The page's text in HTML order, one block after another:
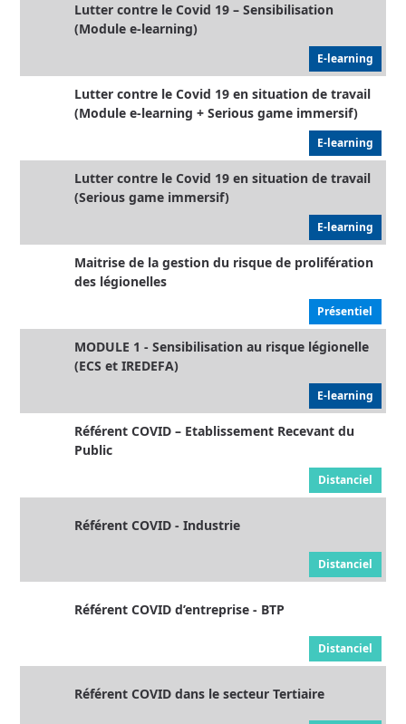
Lutter contre le Covid 19 – Sensibilisation
(Module e-learning)
E-learning
Lutter contre le Covid 19 en situation de travail
(Module e-learning + Serious game immersif)
E-learning
Lutter contre le Covid 19 en situation de travail
(Serious game immersif)
E-learning
Maitrise de la gestion du risque de prolifération
des légionelles
Présentiel
MODULE 1 - Sensibilisation au risque légionelle
(ECS et IREDEFA)
E-learning
Référent COVID – Etablissement Recevant du
Public
Distanciel
Référent COVID - Industrie
Distanciel
Référent COVID d’entreprise - BTP
Distanciel
Référent COVID dans le secteur Tertiaire